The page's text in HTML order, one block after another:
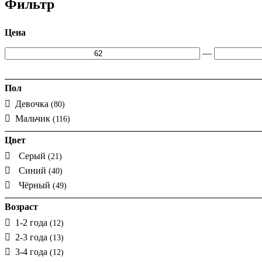
Фильтр
Цена
—
Пол
Девочка (80)
Мальчик (116)
Цвет
Серый (21)
Синий (40)
Чёрный (49)
Возраст
1-2 года (12)
2-3 года (13)
3-4 года (12)